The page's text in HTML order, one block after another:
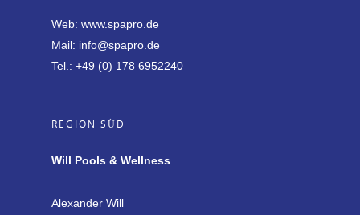
Web: www.spapro.de
Mail: info@spapro.de
Tel.: +49 (0) 178 6952240
REGION SÜD
Will Pools & Wellness
Alexander Will